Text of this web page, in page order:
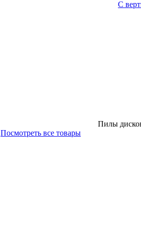
С
Пилы
Посмотреть все товары